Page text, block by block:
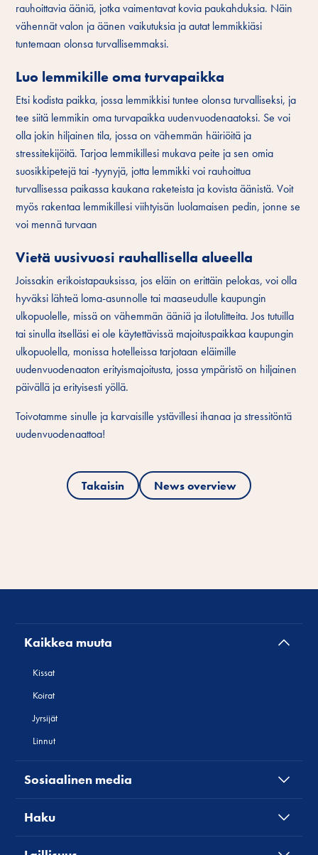
rauhoittavia ääniä, jotka vaimentavat kovia paukahduksia. Näin
vähennät valon ja äänen vaikutuksia ja autat lemmikkiäsi
tuntemaan olonsa turvallisemmaksi.
Luo lemmikille oma turvapaikka
Etsi kodista paikka, jossa lemmikkisi tuntee olonsa turvalliseksi, ja
tee siitä lemmikin oma turvapaikka uudenvuodenaatoksi. Se voi
olla jokin hiljainen tila, jossa on vähemmän häiriöitä ja
stressitekijöitä. Tarjoa lemmikillesi mukava peite ja sen omia
suosikkipetejä tai -tyynyjä, jotta lemmikki voi rauhoittua
turvallisessa paikassa kaukana raketeista ja kovista äänistä. Voit
myös rakentaa lemmikillesi viihtyisän luolamaisen pedin, jonne se
voi mennä turvaan
Vietä uusivuosi rauhallisella alueella
Joissakin erikoistapauksissa, jos eläin on erittäin pelokas, voi olla
hyväksi lähteä loma-asunnolle tai maaseudulle kaupungin
ulkopuolelle, missä on vähemmän ääniä ja ilotulitteita. Jos tutuilla
tai sinulla itselläsi ei ole käytettävissä majoituspaikkaa kaupungin
ulkopuolella, monissa hotelleissa tarjotaan eläimille
uudenvuodenaaton erityismajoitusta, jossa ympäristö on hiljainen
päivällä ja erityisesti yöllä.
Toivotamme sinulle ja karvaisille ystävillesi ihanaa ja stressitöntä
uudenvuodenaattoa!
Takaisin News overview
Kaikkea muuta
Kissat
Koirat
Jyrsijät
Linnut
Sosiaalinen media
Haku